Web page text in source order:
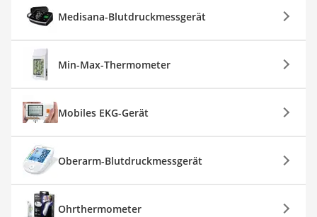
Medisana-Blutdruckmessgerät
Min-Max-Thermometer
Mobiles EKG-Gerät
Oberarm-Blutdruckmessgerät
Ohrthermometer